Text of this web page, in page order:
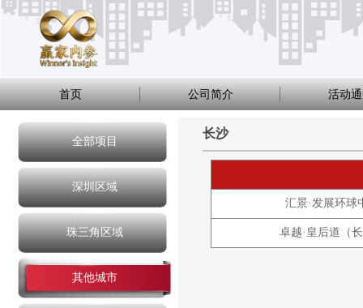
首页 公司简介 活动
全部项目
深圳区域
珠三角区域
其他城市
长沙
汇景·发展环球
卓越·皇后道（